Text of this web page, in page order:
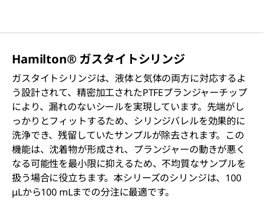
Hamilton® ガスタイトシリンジ
ガスタイトシリンジは、液体と気体の両方に対応するよ
う設計されて、精密加工されたPTFEプランジャーチップ
により、漏れのないシールを実現しています。先端がし
っかりとフィットするため、シリンジバレルを効果的に
洗浄でき、残留していたサンプルが除去されます。この
機能は、沈着物が形成され、プランジャーの動きが悪く
なる可能性を最小限に抑えるため、不均質なサンプルを
扱う場合に役立ちます。本シリーズのシリンジは、100
μLから100 mLまでの分注に最適です。